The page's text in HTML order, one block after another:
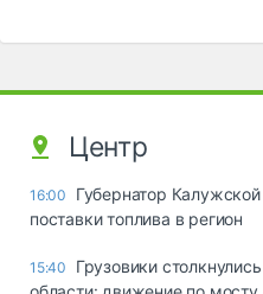
Центр
16:00
Губернатор
поставки топлива в регион
15:40
Грузовики